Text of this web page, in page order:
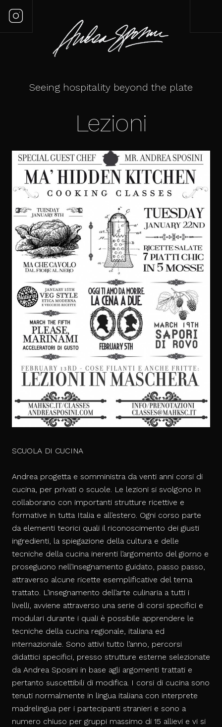
Seeing hospitality beyond the plate
Lezioni
SCUOLA DI CUCINA
Andrea progetta e somministra da venti anni corsi di
cucina, per privati o scuole. Le lezioni si svolgono in
collaborano con importanti strutture ricettive e
formative in tutta Italia e all’estero. Ogni corso parte
da elementi teorici quali il riconoscimento dei giusti
ingredienti, la spiegazione della cultura e delle
tecniche della cucina inerenti l’argomento del giorno e
proseguono nell’insegnamento guidato, passo passo,
attraverso alcune ricette esemplificative del tema
trattato. L’insegnamento dell’arte culinaria a tutti i
livelli, avviene attraverso una serie di corsi specifici e
modulari durante i quali è possibile apprendere le
tecniche della cucina regionale, italiana ed
internazionale. Sono attivi tutto l’anno, percorsi
didattici specifici, presso strutture esterne selezionate
da Andrea Sposini in base agli argomenti trattati e
pertanto suscettibili di modifica. I corsi di cucina sono
tenuti normalmente in lingua italiana con interprete
madrelingua per i partecipanti stranieri e sono a
numero chiuso per gruppi massimo di 15 allievi e vi si